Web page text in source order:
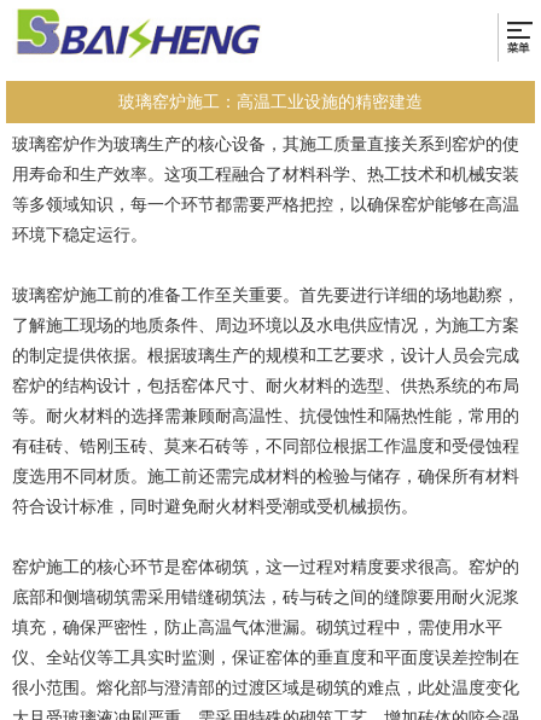
玻璃窑炉施工：高温工业设施的精密建造
玻璃窑炉作为玻璃生产的核心设备，其施工质量直接关系到窑炉的使
用寿命和生产效率。这项工程融合了材料科学、热工技术和机械安装
等多领域知识，每一个环节都需要严格把控，以确保窑炉能够在高温
环境下稳定运行。
玻璃窑炉施工前的准备工作至关重要。首先要进行详细的场地勘察，
了解施工现场的地质条件、周边环境以及水电供应情况，为施工方案
的制定提供依据。根据玻璃生产的规模和工艺要求，设计人员会完成
窑炉的结构设计，包括窑体尺寸、耐火材料的选型、供热系统的布局
等。耐火材料的选择需兼顾耐高温性、抗侵蚀性和隔热性能，常用的
有硅砖、锆刚玉砖、莫来石砖等，不同部位根据工作温度和受侵蚀程
度选用不同材质。施工前还需完成材料的检验与储存，确保所有材料
符合设计标准，同时避免耐火材料受潮或受机械损伤。
窑炉施工的核心环节是窑体砌筑，这一过程对精度要求很高。窑炉的
底部和侧墙砌筑需采用错缝砌筑法，砖与砖之间的缝隙要用耐火泥浆
填充，确保严密性，防止高温气体泄漏。砌筑过程中，需使用水平
仪、全站仪等工具实时监测，保证窑体的垂直度和平面度误差控制在
很小范围。熔化部与澄清部的过渡区域是砌筑的难点，此处温度变化